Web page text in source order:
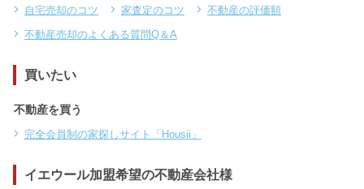
自宅売却のコツ
家査定のコツ
不動産の評価額
不動産売却のよくある質問Q＆A
買いたい
不動産を買う
完全会員制の家探しサイト「Housii」
イエウール加盟希望の不動産会社様